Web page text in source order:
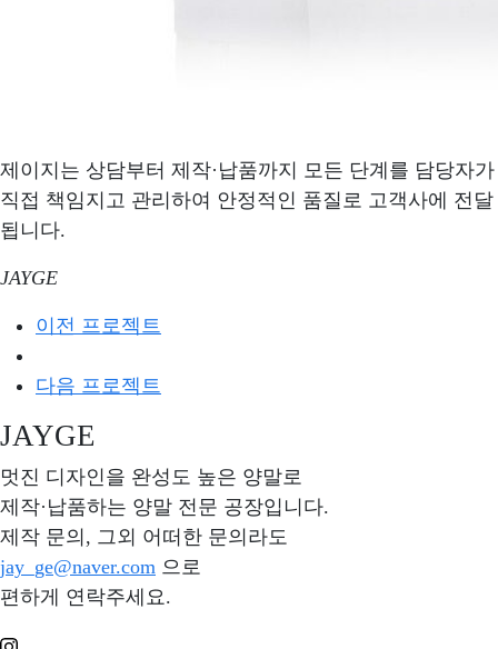
제이지는 상담부터 제작·납품까지 모든 단계를 담당자가
직접 책임지고 관리하여 안정적인 품질로 고객사에 전달
됩니다.
JAYGE
이전 프로젝트
다음 프로젝트
JAYGE
멋진 디자인을 완성도 높은 양말로
제작·납품하는 양말 전문 공장입니다.
제작 문의, 그외 어떠한 문의라도
jay_ge@naver.com 으로
편하게 연락주세요.